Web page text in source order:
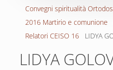
Convegni spiritualità
2016 Martirio e comunione
Relatori CEISO 16
LIDYA
LIDYA